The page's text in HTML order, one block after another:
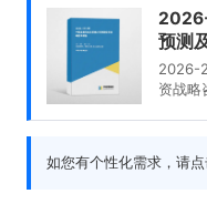
预测
2026-
资战略
如您有个性化需求，请